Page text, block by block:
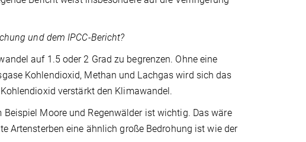
und dem IPCC-Bericht?
auf 1.5 oder 2 Grad zu begrenzen. Ohne eine
Kohlendioxid, Methan und Lachgas wird sich das
verstärkt den Klimawandel.
Moore und Regenwälder ist wichtig. Das wäre
Artensterben eine ähnlich große Bedrohung ist wie der